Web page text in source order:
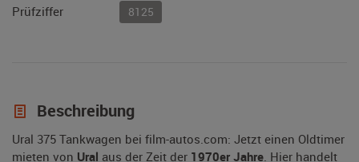
Prüfziffer
8125
Beschreibung
Ural 375 Tankwagen bei film-autos.com: Jetzt einen Oldtimer
mieten von Ural aus der Zeit der 1970er Jahre. Hier handelt